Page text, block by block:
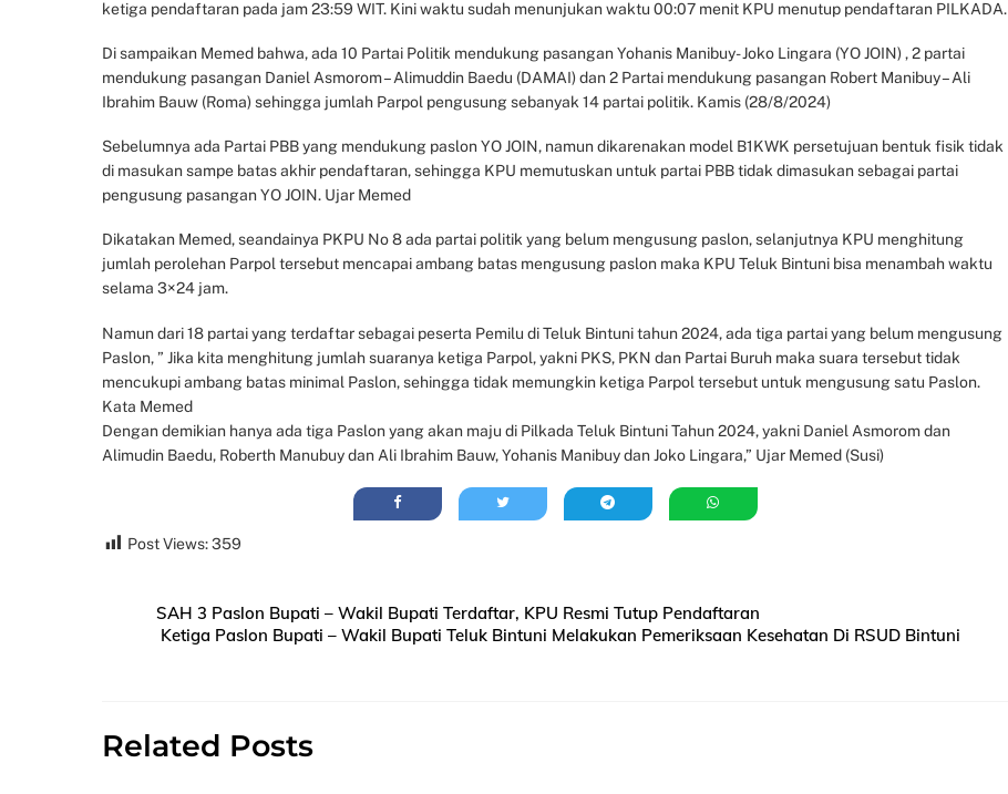
ketiga pendaftaran pada jam 23:59 WIT. Kini waktu sudah menunjukan waktu 00:07 menit KPU menutup pendaftaran PILKADA.
Di sampaikan Memed bahwa, ada 10 Partai Politik mendukung pasangan Yohanis Manibuy- Joko Lingara (YO JOIN) , 2 partai
mendukung pasangan Daniel Asmorom – Alimuddin Baedu (DAMAI) dan 2 Partai mendukung pasangan Robert Manibuy – Ali
Ibrahim Bauw (Roma) sehingga jumlah Parpol pengusung sebanyak 14 partai politik. Kamis (28/8/2024)
Sebelumnya ada Partai PBB yang mendukung paslon YO JOIN, namun dikarenakan model B1KWK persetujuan bentuk fisik tidak
di masukan sampe batas akhir pendaftaran, sehingga KPU memutuskan untuk partai PBB tidak dimasukan sebagai partai
pengusung pasangan YO JOIN. Ujar Memed
Dikatakan Memed, seandainya PKPU No 8 ada partai politik yang belum mengusung paslon, selanjutnya KPU menghitung
jumlah perolehan Parpol tersebut mencapai ambang batas mengusung paslon maka KPU Teluk Bintuni bisa menambah waktu
selama 3×24 jam.
Namun dari 18 partai yang terdaftar sebagai peserta Pemilu di Teluk Bintuni tahun 2024, ada tiga partai yang belum mengusung
Paslon, ” Jika kita menghitung jumlah suaranya ketiga Parpol, yakni PKS, PKN dan Partai Buruh maka suara tersebut tidak
mencukupi ambang batas minimal Paslon, sehingga tidak memungkin ketiga Parpol tersebut untuk mengusung satu Paslon.
Kata Memed
Dengan demikian hanya ada tiga Paslon yang akan maju di Pilkada Teluk Bintuni Tahun 2024, yakni Daniel Asmorom dan
Alimudin Baedu, Roberth Manubuy dan Ali Ibrahim Bauw, Yohanis Manibuy dan Joko Lingara,” Ujar Memed (Susi)
Post Views:359
SAH 3 Paslon Bupati – Wakil Bupati Terdaftar, KPU Resmi Tutup Pendaftaran
Ketiga Paslon Bupati – Wakil Bupati Teluk Bintuni Melakukan Pemeriksaan Kesehatan Di RSUD Bintuni
Related Posts